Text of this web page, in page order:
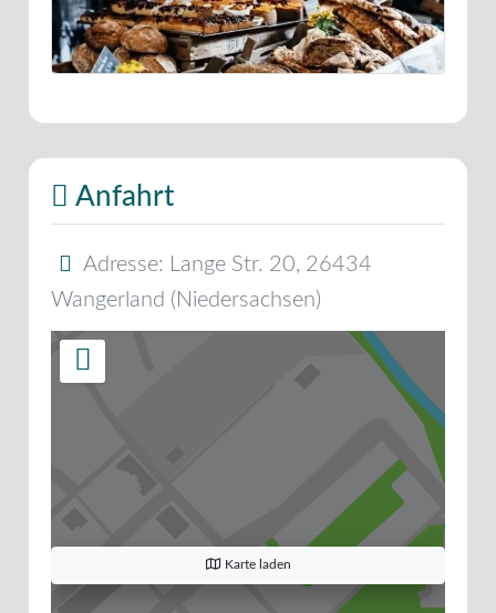
Anfahrt
Adresse: Lange Str. 20, 26434
Wangerland ( Niedersachsen)
Karte laden